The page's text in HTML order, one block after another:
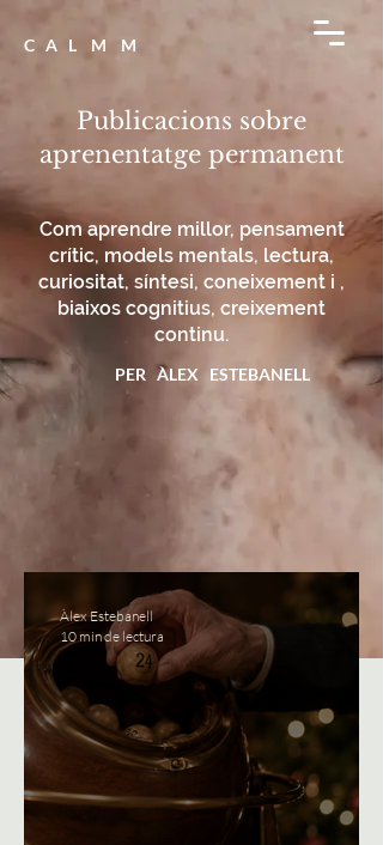
C A L M M
Publicacions sobre
aprenentatge permanent
Com aprendre millor, pensament
crític, models mentals, lectura,
curiositat, síntesi, coneixement i ,
biaixos cognitius, creixement
continu.
PER ÀLEX ESTEBANELL
Àlex Estebanell
10 min de lectura